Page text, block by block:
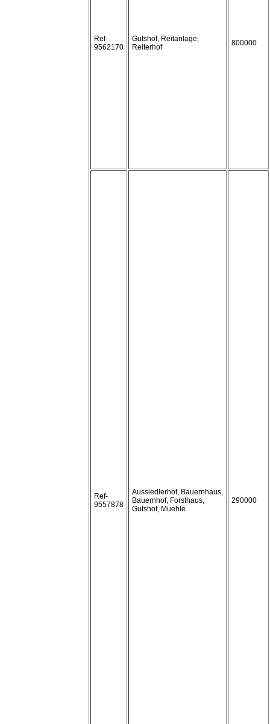
Ref-
9562170
Gutshof, Reitanlage,
Reiterhof
800000
Ref-
9557878
Aussiedlerhof, Bauernhaus,
Bauernhof, Forsthaus,
Gutshof, Muehle
290000